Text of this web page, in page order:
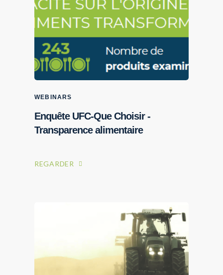
WEBINARS
Enquête UFC-Que Choisir -
Transparence alimentaire
REGARDER
WEBINAIRES
l'agroalimentaire : buzzword ou